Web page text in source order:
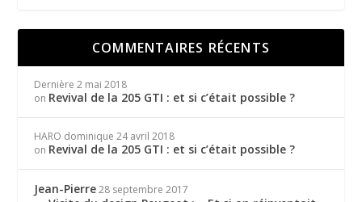
COMMENTAIRES RÉCENTS
Dernière 2 mai 2018
on Revival de la 205 GTI : et si c’était possible ?
HARO dominique 24 avril 2018
on Revival de la 205 GTI : et si c’était possible ?
Jean-Pierre 28 septembre 2017